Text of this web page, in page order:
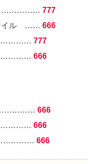
777
ル ……666
777
666
666
666
666